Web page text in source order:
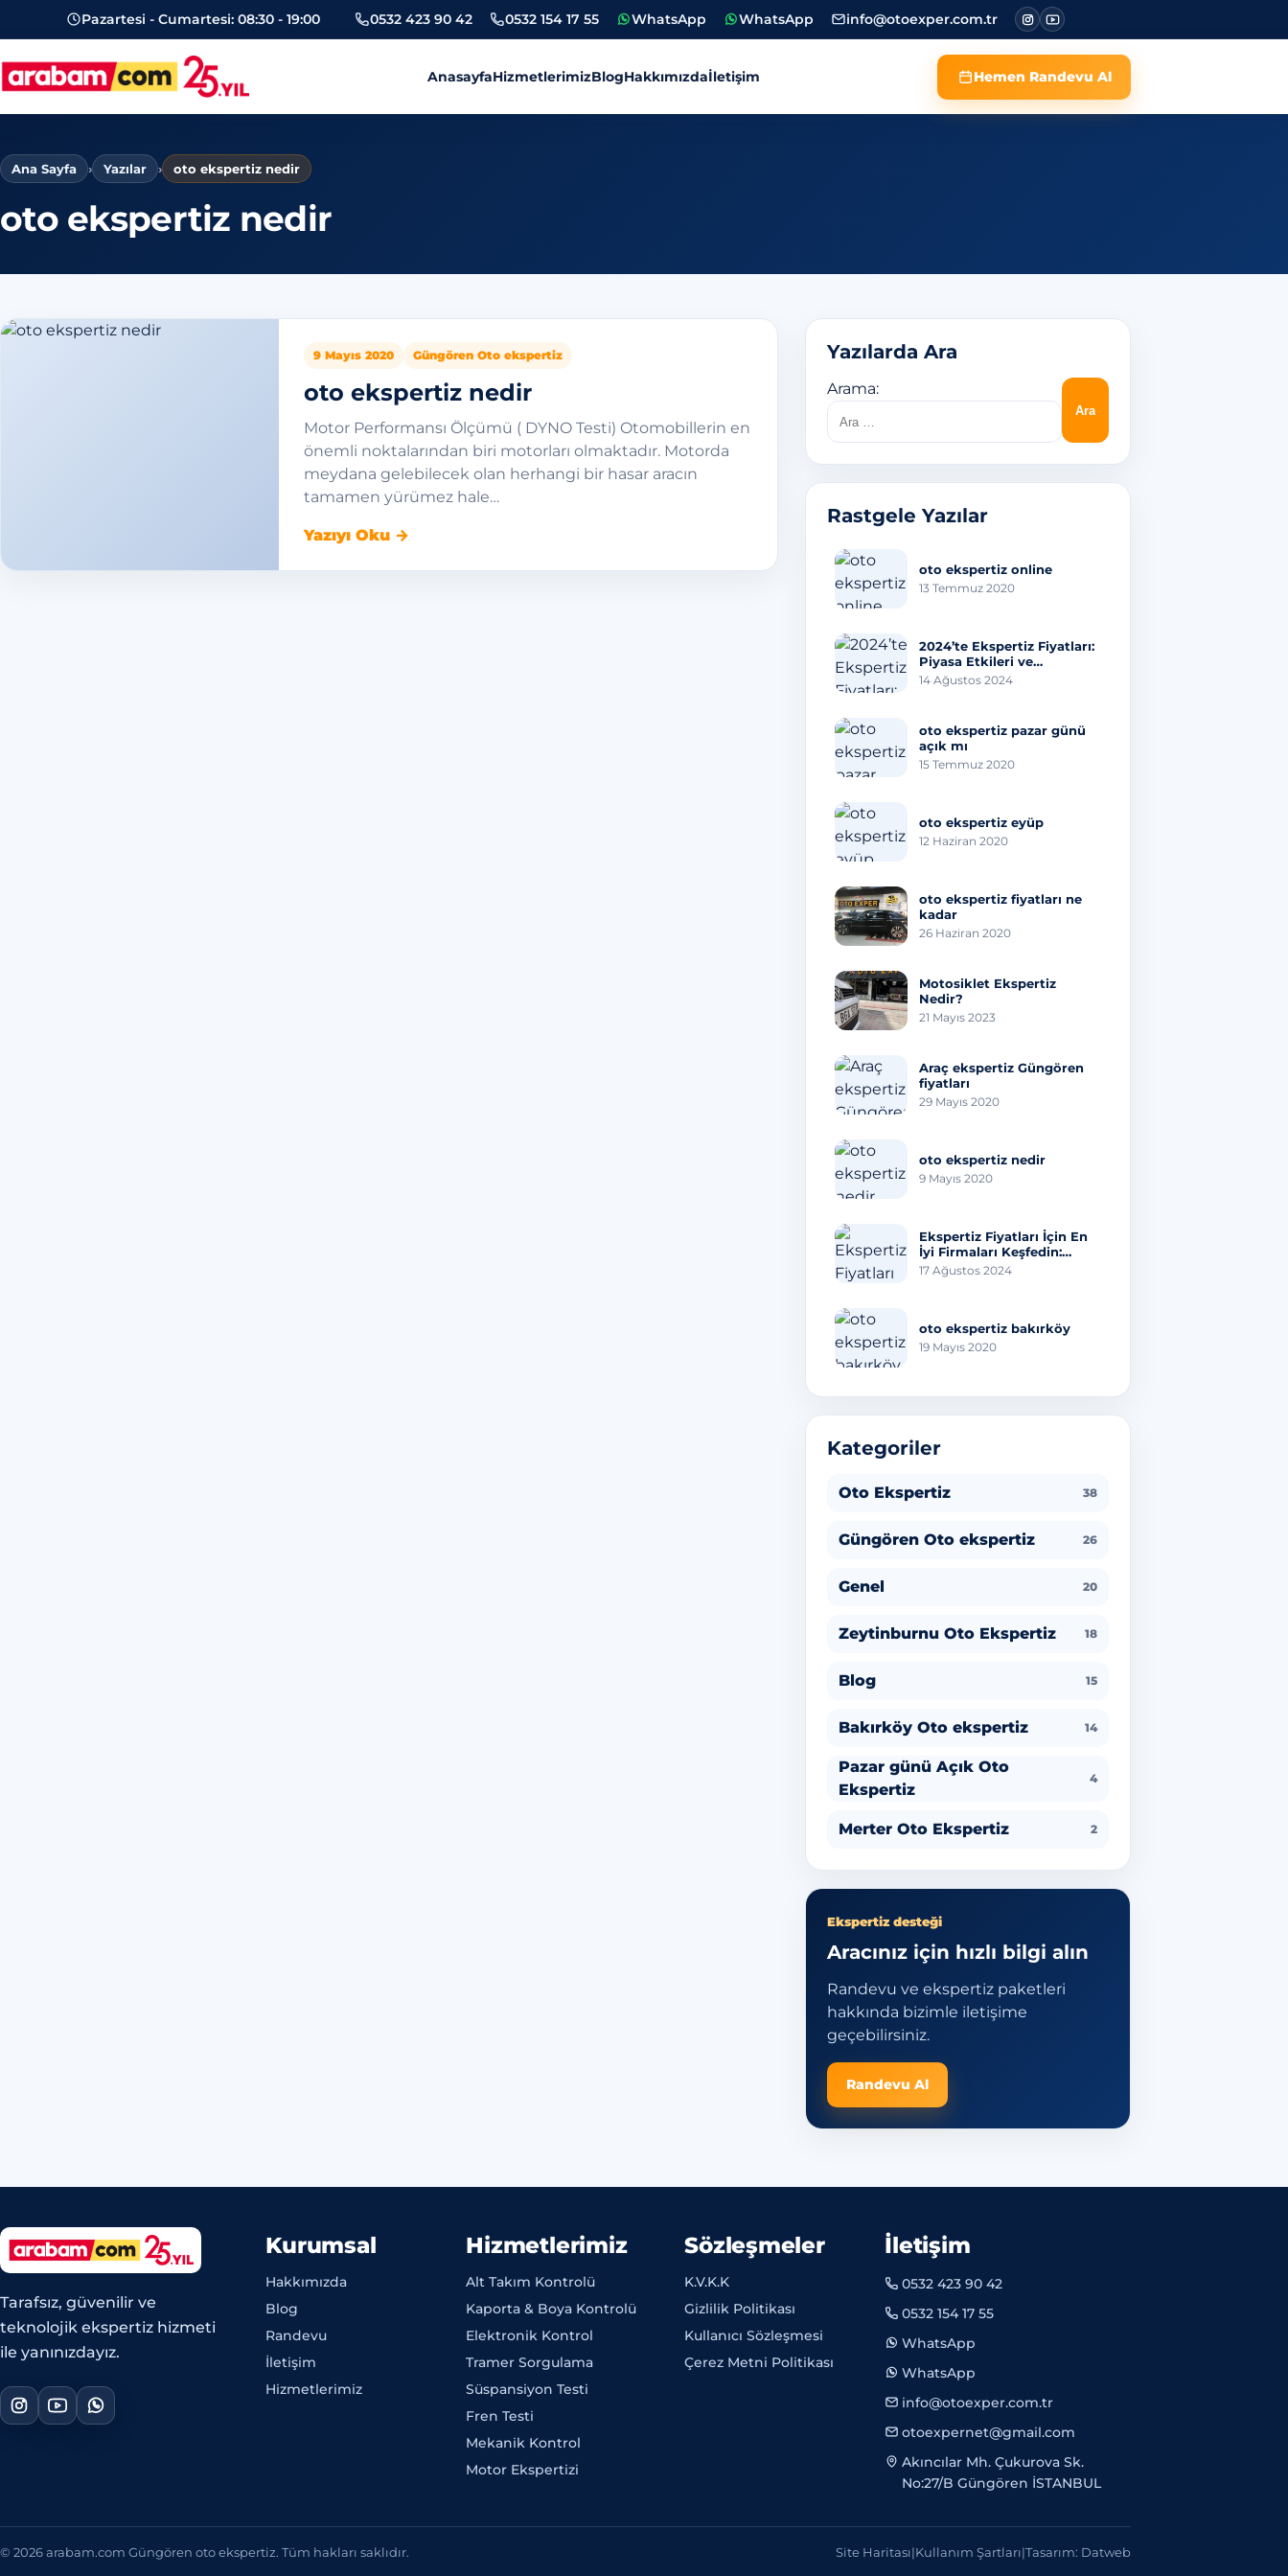
Pazartesi - Cumartesi: 08:30 - 19:00 0532 423 90 42 0532 154 17 55 WhatsApp WhatsApp info@otoexper.com.tr
arabam.com Güngören oto ekspertiz
AnasayfaHizmetlerimizBlogHakkımızdaİletişim Hemen Randevu Al
Ana Sayfa › Yazılar › oto ekspertiz nedir
oto ekspertiz nedir
9 Mayıs 2020 Güngören Oto ekspertiz
oto ekspertiz nedir
Motor Performansı Ölçümü ( DYNO Testi) Otomobillerin en
önemli noktalarından biri motorları olmaktadır. Motorda
meydana gelebilecek olan herhangi bir hasar aracın
tamamen yürümez hale…
Yazıyı Oku →
Yazılarda Ara
Arama:
Rastgele Yazılar
oto ekspertiz online
13 Temmuz 2020
2024’te Ekspertiz Fiyatları:
Piyasa Etkileri ve
Tahminler
14 Ağustos 2024
oto ekspertiz pazar günü
açık mı
15 Temmuz 2020
oto ekspertiz eyüp
12 Haziran 2020
oto ekspertiz fiyatları ne
kadar
26 Haziran 2020
Motosiklet Ekspertiz
Nedir?
21 Mayıs 2023
Araç ekspertiz Güngören
fiyatları
29 Mayıs 2020
oto ekspertiz nedir
9 Mayıs 2020
Ekspertiz Fiyatları İçin En
İyi Firmaları Keşfedin:
Hangisi Sizi Üzer?
17 Ağustos 2024
oto ekspertiz bakırköy
19 Mayıs 2020
Kategoriler
Oto Ekspertiz 38
Güngören Oto ekspertiz 26
Genel 20
Zeytinburnu Oto Ekspertiz 18
Blog 15
Bakırköy Oto ekspertiz 14
Pazar günü Açık Oto
Ekspertiz
4
Merter Oto Ekspertiz 2
Ekspertiz desteği
Aracınız için hızlı bilgi alın
Randevu ve ekspertiz paketleri
hakkında bizimle iletişime
geçebilirsiniz.
Randevu Al
Tarafsız, güvenilir ve
teknolojik ekspertiz hizmeti
ile yanınızdayız.
Kurumsal
Hakkımızda
Blog
Randevu
İletişim
Hizmetlerimiz
Hizmetlerimiz
Alt Takım Kontrolü
Kaporta & Boya Kontrolü
Elektronik Kontrol
Tramer Sorgulama
Süspansiyon Testi
Fren Testi
Mekanik Kontrol
Motor Ekspertizi
Sözleşmeler
K.V.K.K
Gizlilik Politikası
Kullanıcı Sözleşmesi
Çerez Metni Politikası
İletişim
0532 423 90 42
0532 154 17 55
WhatsApp
WhatsApp
info@otoexper.com.tr
otoexpernet@gmail.com
Akıncılar Mh. Çukurova Sk.
No:27/B Güngören İSTANBUL
© 2026 arabam.com Güngören oto ekspertiz. Tüm hakları saklıdır. Site Haritası|Kullanım Şartları|Tasarım: Datweb